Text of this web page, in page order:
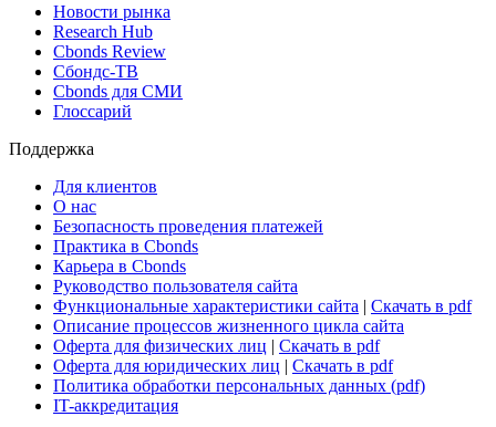
Новости рынка
Research Hub
Cbonds Review
Сбондс-ТВ
Cbonds для СМИ
Глоссарий
Поддержка
Для клиентов
О нас
Безопасность проведения платежей
Практика в Cbonds
Карьера в Cbonds
Руководство пользователя сайта
Функциональные характеристики сайта | Скачать в pdf
Описание процессов жизненного цикла сайта
Оферта для физических лиц | Скачать в pdf
Оферта для юридических лиц | Скачать в pdf
Политика обработки персональных данных (pdf)
IT-аккредитация